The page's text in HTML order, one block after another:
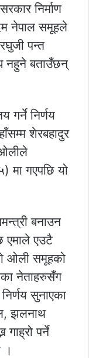
निर्माण
नेपाल समूहले
पन्त
नहुने बताउँछन्
गर्ने निर्णय
शेरबहादुर
मा गएपछि यो
बनाउन
एमाले एउटै
ओली समूहको
नेताहरुसँग
सुनाएका
झलनाथ
पर्ने
।